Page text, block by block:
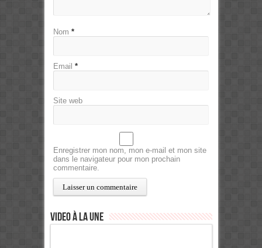
Nom *
Email *
Site web
Enregistrer mon nom, mon e-mail et mon site
dans le navigateur pour mon prochain
commentaire.
Video à la Une